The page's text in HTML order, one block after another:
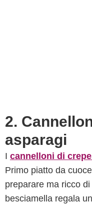
2.
asparagi
I cannelloni di
Primo piatto da
preparare ma ricco
besciamella regala